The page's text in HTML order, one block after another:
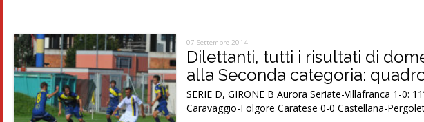
07 Settembre 2014
Dilettanti, tutti i risultati di
alla Seconda categoria:
SERIE D, GIRONE B Aurora Seriate-Villafranca 1-0:
Caravaggio-Folgore Caratese 0-0 Castellana-